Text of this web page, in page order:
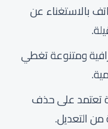
بالاستغناء عن
ومتنوعة تغطي
تعتمد على حذف
من التعديل.